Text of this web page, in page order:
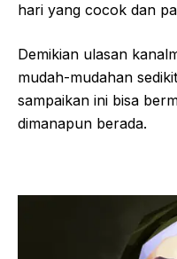
hari yang cocok dan
Demikian ulasan
mudah-mudahan
sampaikan ini bisa
dimanapun berada.